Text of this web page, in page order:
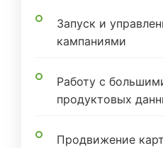
Запуск и
кампаниями
Работу с
продуктовых
Продвижение